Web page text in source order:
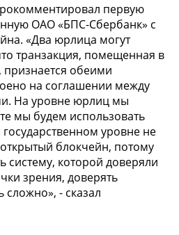
первую
ОАО «БПС-Сбербанк» с
«Два юрлица могут
транзакция, помещенная в
обеими
на соглашении между
На уровне юрлиц мы
мы будем использовать
уровне не
блокчейн, потому
систему, которой доверяли
зрения, доверять
сложно», - сказал